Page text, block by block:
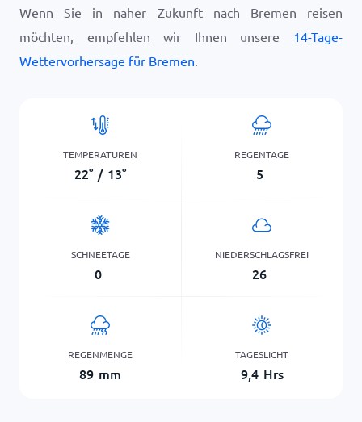
Wenn Sie in naher Zukunft nach Bremen reisen
möchten, empfehlen wir Ihnen unsere 14-Tage-
Wettervorhersage für Bremen.
TEMPERATUREN
22° / 13°
REGENTAGE
5
SCHNEETAGE
0
NIEDERSCHLAGSFREI
26
REGENMENGE
89 mm
TAGESLICHT
9,4 Hrs